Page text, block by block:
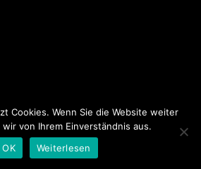
Cookies. Wenn Sie die Website weiter
von Ihrem Einverständnis aus.
OK
Weiterlesen